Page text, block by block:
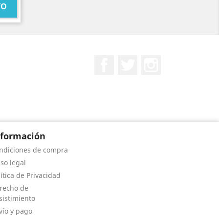
de compra
legal
de Privacidad
de
y pago